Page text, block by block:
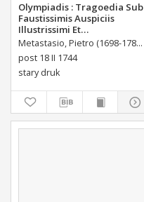
Olympiadis : Tragoedia Sub
Faustissimis Auspiciis
Illustrissimi Et
Eccellentissimi Comitis De
Brühl Liberi Baronis de
Forste & de Pfoerthen [...]
Metastasio, Pietro (1698-1782)
post 18 II 1744
stary druk